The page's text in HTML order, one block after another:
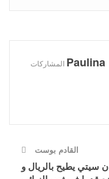
القادم بوست
سيتي يطيح بالريال و